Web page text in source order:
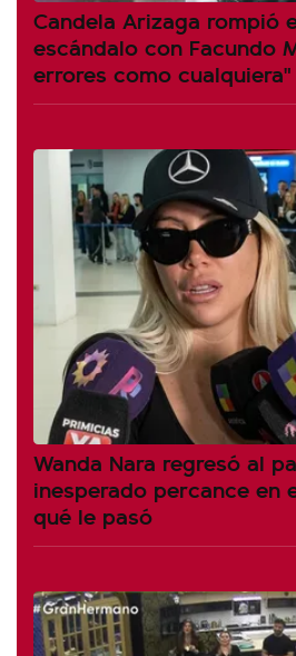
Candela Arizaga rompió
escándalo con Facundo
errores como cualquiera"
Wanda Nara regresó al
inesperado percance en
qué le pasó